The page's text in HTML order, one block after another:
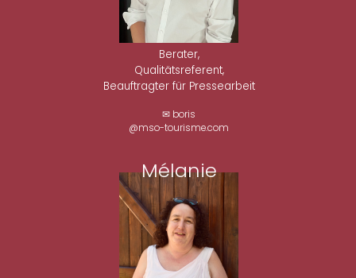
Berater,
Qualitätsreferent,
Beauftragter für Pressearbeit
✉ boris
@mso-tourisme.com
Mélanie